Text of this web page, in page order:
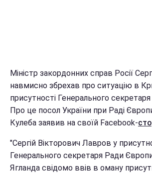
Міністр закордонних справ Росії
навмисно збрехав про ситуацію в
присутності Генерального
Про це посол України при Раді
Кулеба заявив на своїй Facebook-
"Сергій Вікторович Лавров у
Генерального секретаря Ради
Ягланда свідомо ввів в оману